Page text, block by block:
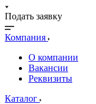
Подать заявку
Компания
О компании
Вакансии
Реквизиты
Каталог